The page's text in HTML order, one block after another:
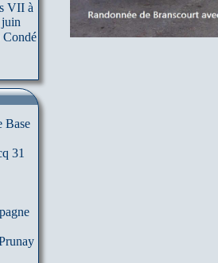
VII à
Condé
Base
31